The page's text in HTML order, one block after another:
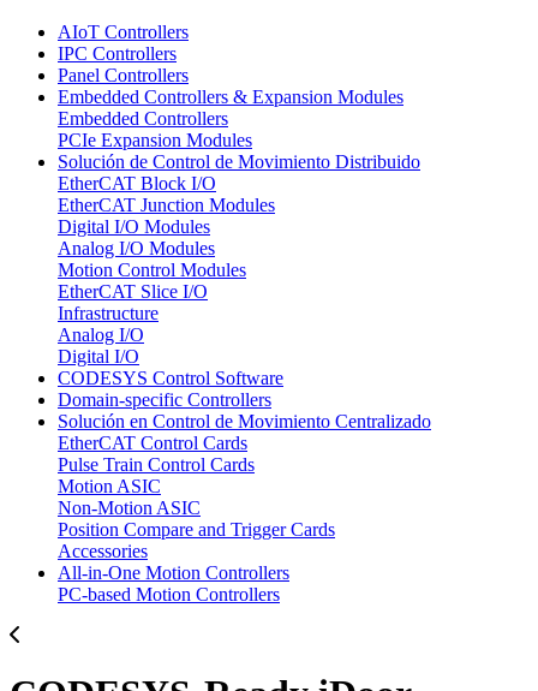
AIoT Controllers
IPC Controllers
Panel Controllers
Embedded Controllers & Expansion Modules
Embedded Controllers
PCIe Expansion Modules
Solución de Control de Movimiento Distribuido
EtherCAT Block I/O
EtherCAT Junction Modules
Digital I/O Modules
Analog I/O Modules
Motion Control Modules
EtherCAT Slice I/O
Infrastructure
Analog I/O
Digital I/O
CODESYS Control Software
Domain-specific Controllers
Solución en Control de Movimiento Centralizado
EtherCAT Control Cards
Pulse Train Control Cards
Motion ASIC
Non-Motion ASIC
Position Compare and Trigger Cards
Accessories
All-in-One Motion Controllers
PC-based Motion Controllers